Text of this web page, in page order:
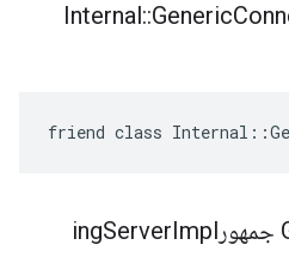
Internal::Generic
friend class
ServerImpl